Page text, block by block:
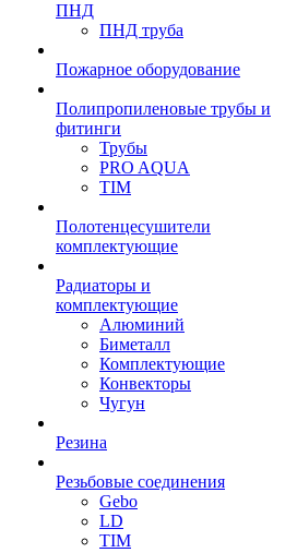
ПНД
ПНД труба
Пожарное оборудование
Полипропиленовые трубы и
фитинги
Трубы
PRO AQUA
TIM
Полотенцесушители
комплектующие
Радиаторы и
комплектующие
Алюминий
Биметалл
Комплектующие
Конвекторы
Чугун
Резина
Резьбовые соединения
Gebo
LD
TIM